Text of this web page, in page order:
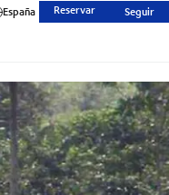
España Reservar Seguir